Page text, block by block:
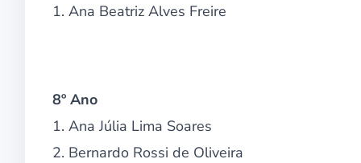
1. Ana Beatriz Alves Freire
8º Ano
1. Ana Júlia Lima Soares
2. Bernardo Rossi de Oliveira